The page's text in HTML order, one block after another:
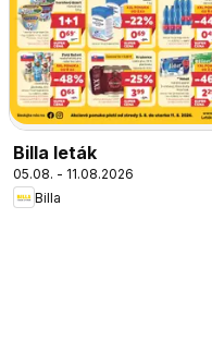
Billa leták
05.08. - 11.08.2026
Billa